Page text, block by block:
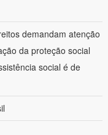
demandam atenção
da proteção social
social é de